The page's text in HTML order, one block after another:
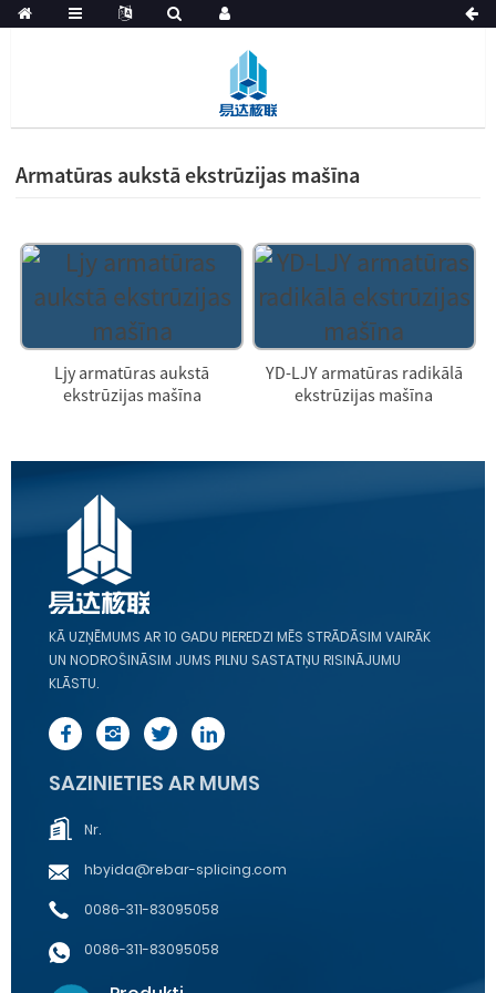
Armatūras aukstā ekstrūzijas mašīna
Ljy armatūras aukstā
ekstrūzijas mašīna
YD-LJY armatūras radikālā
ekstrūzijas mašīna
KĀ UZŅĒMUMS AR 10 GADU PIEREDZI MĒS STRĀDĀSIM VAIRĀK
UN NODROŠINĀSIM JUMS PILNU SASTATŅU RISINĀJUMU
KLĀSTU.
SAZINIETIES AR MUMS
Nr.
hbyida@rebar-splicing.com
0086-311-83095058
0086-311-83095058